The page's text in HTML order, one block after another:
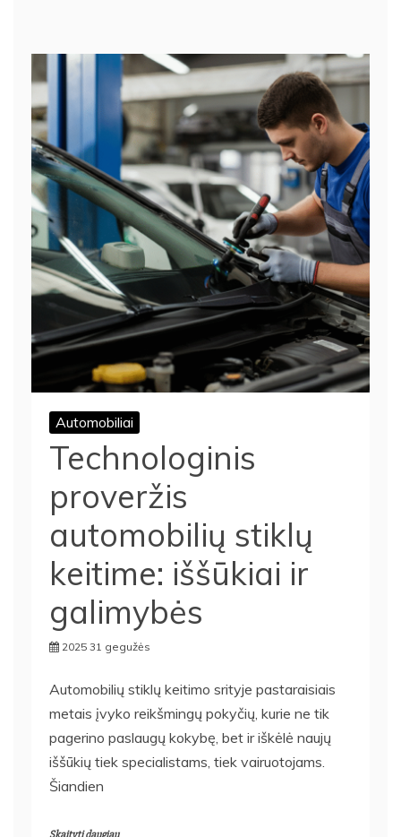
Automobiliai
Technologinis
proveržis
automobilių stiklų
keitime: iššūkiai ir
galimybės
2025 31 gegužės
Automobilių stiklų keitimo srityje pastaraisiais
metais įvyko reikšmingų pokyčių, kurie ne tik
pagerino paslaugų kokybę, bet ir iškėlė naujų
iššūkių tiek specialistams, tiek vairuotojams.
Šiandien